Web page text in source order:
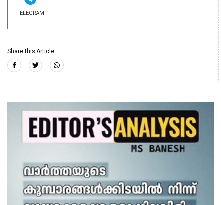
TELEGRAM
Share this Article